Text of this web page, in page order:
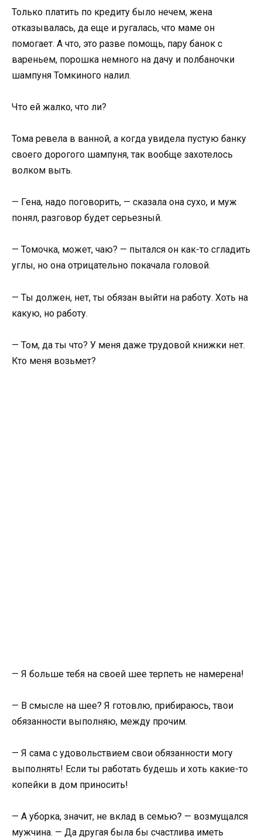
Только платить по кредиту было нечем, жена
отказывалась, да еще и ругалась, что маме он
помогает. А что, это разве помощь, пару банок с
вареньем, порошка немного на дачу и полбаночки
шампуня Томкиного налил.
Что ей жалко, что ли?
Тома ревела в ванной, а когда увидела пустую банку
своего дорогого шампуня, так вообще захотелось
волком выть.
— Гена, надо поговорить, — сказала она сухо, и муж
понял, разговор будет серьезный.
— Томочка, может, чаю? — пытался он как-то сгладить
углы, но она отрицательно покачала головой.
— Ты должен, нет, ты обязан выйти на работу. Хоть на
какую, но работу.
— Том, да ты что? У меня даже трудовой книжки нет.
Кто меня возьмет?
— Я больше тебя на своей шее терпеть не намерена!
— В смысле на шее? Я готовлю, прибираюсь, твои
обязанности выполняю, между прочим.
— Я сама с удовольствием свои обязанности могу
выполнять! Если ты работать будешь и хоть какие-то
копейки в дом приносить!
— А уборка, значит, не вклад в семью? — возмущался
мужчина. — Да другая была бы счастлива иметь